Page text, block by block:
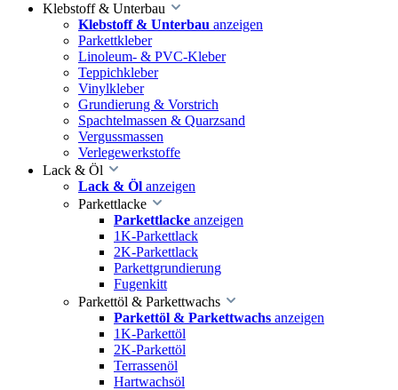
Klebstoff & Unterbau
Klebstoff & Unterbau anzeigen
Parkettkleber
Linoleum- & PVC-Kleber
Teppichkleber
Vinylkleber
Grundierung & Vorstrich
Spachtelmassen & Quarzsand
Vergussmassen
Verlegewerkstoffe
Lack & Öl
Lack & Öl anzeigen
Parkettlacke
Parkettlacke anzeigen
1K-Parkettlack
2K-Parkettlack
Parkettgrundierung
Fugenkitt
Parkettöl & Parkettwachs
Parkettöl & Parkettwachs anzeigen
1K-Parkettöl
2K-Parkettöl
Terrassenöl
Hartwachsöl